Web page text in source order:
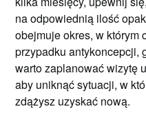
na odpowiednią ilość
obejmuje okres, w którym
przypadku antykoncepcji,
warto zaplanować wizytę
aby uniknąć sytuacji, w
zdążysz uzyskać nową.